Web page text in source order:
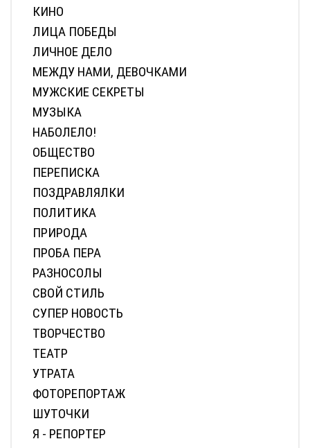
КИНО
ЛИЦА ПОБЕДЫ
ЛИЧНОЕ ДЕЛО
МЕЖДУ НАМИ, ДЕВОЧКАМИ
МУЖСКИЕ СЕКРЕТЫ
МУЗЫКА
НАБОЛЕЛО!
ОБЩЕСТВО
ПЕРЕПИСКА
ПОЗДРАВЛЯЛКИ
ПОЛИТИКА
ПРИРОДА
ПРОБА ПЕРА
РАЗНОСОЛЫ
СВОЙ СТИЛЬ
СУПЕР НОВОСТЬ
ТВОРЧЕСТВО
ТЕАТР
УТРАТА
ФОТОРЕПОРТАЖ
ШУТОЧКИ
Я - РЕПОРТЕР